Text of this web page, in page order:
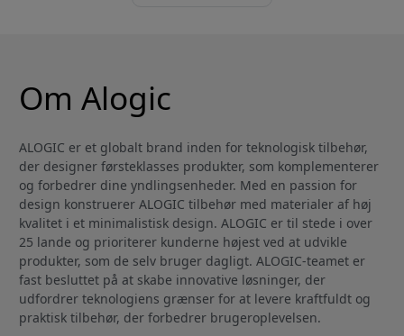
Om Alogic
ALOGIC er et globalt brand inden for teknologisk tilbehør,
der designer førsteklasses produkter, som komplementerer
og forbedrer dine yndlingsenheder. Med en passion for
design konstruerer ALOGIC tilbehør med materialer af høj
kvalitet i et minimalistisk design. ALOGIC er til stede i over
25 lande og prioriterer kunderne højest ved at udvikle
produkter, som de selv bruger dagligt. ALOGIC-teamet er
fast besluttet på at skabe innovative løsninger, der
udfordrer teknologiens grænser for at levere kraftfuldt og
praktisk tilbehør, der forbedrer brugeroplevelsen.